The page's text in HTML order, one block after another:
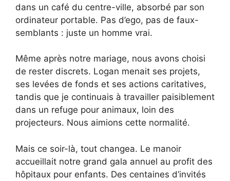
dans un café du centre-ville, absorbé par son
ordinateur portable. Pas d’ego, pas de faux-
semblants : juste un homme vrai.
Même après notre mariage, nous avons choisi
de rester discrets. Logan menait ses projets,
ses levées de fonds et ses actions caritatives,
tandis que je continuais à travailler paisiblement
dans un refuge pour animaux, loin des
projecteurs. Nous aimions cette normalité.
Mais ce soir-là, tout changea. Le manoir
accueillait notre grand gala annuel au profit des
hôpitaux pour enfants. Des centaines d’invités